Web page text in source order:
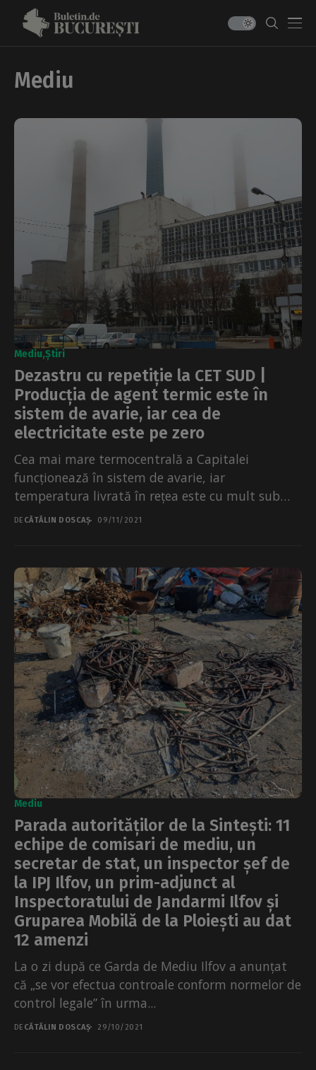
Mediu
Mediu Știri
Dezastru cu repetiție la CET SUD |
Producția de agent termic este în
sistem de avarie, iar cea de
electricitate este pe zero
Cea mai mare termocentrală a Capitalei
funcționează în sistem de avarie, iar
temperatura livrată în rețea este cu mult sub
cea contractată de...
DE CĂTĂLIN DOSCAȘ 09/11/2021
Mediu
Parada autorităților de la Sintești: 11
echipe de comisari de mediu, un
secretar de stat, un inspector șef de
la IPJ Ilfov, un prim-adjunct al
Inspectoratului de Jandarmi Ilfov și
Gruparea Mobilă de la Ploiești au dat
12 amenzi
La o zi după ce Garda de Mediu Ilfov a anunțat
că „se vor efectua controale conform normelor de
control legale” în urma...
DE CĂTĂLIN DOSCAȘ 29/10/2021